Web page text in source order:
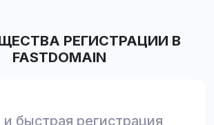
РЕГИСТРАЦИИ В
FASTDOMAIN
и быстрая регистрация